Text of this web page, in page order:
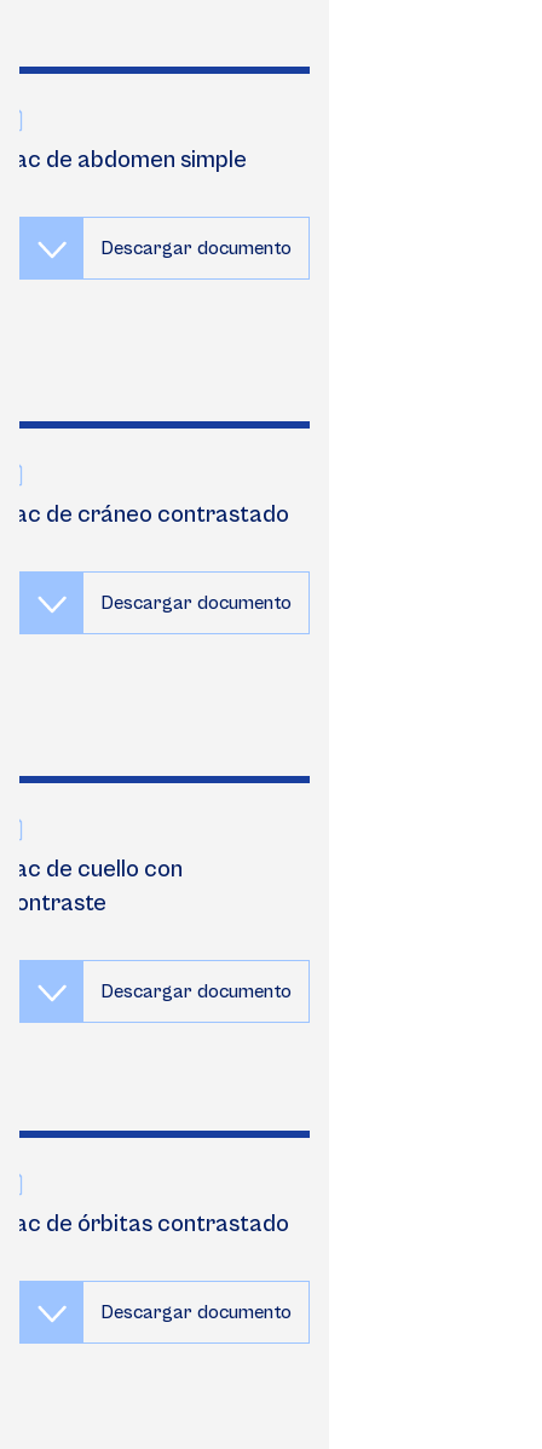
Tac de abdomen simple
Descargar documento
Tac de cráneo contrastado
Descargar documento
Tac de cuello con
contraste
Descargar documento
Tac de órbitas contrastado
Descargar documento